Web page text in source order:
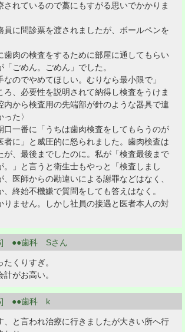
されているので藁にもすがる思いでかかりま
員に問診票を渡されましたが、ボールペンを
歯肉の検査をするために部屋に通してもらい
ごめん。ごめん」でした。
のでやめてほしい。むりなら最小限で」
ろ、必要性を説明されて納得し検査をうけま
内から検査用の先端部が針のような器具で違
た〉
口一番に「うちは歯肉検査をしてもらうのが
者に」と威圧的に怒られました。歯肉検査は
が、最後までしたのに。私が「検査最後まで
。」と言うと衛生士もやっと「検査しまし
医師からの勘違いによる謝罪などはなく、
終始不機嫌で質問をしても答えはなく。
りません。しかし社員の接遇と医者本人の対
●●歯科 Sさん
くりすぎ。
がお高い。
●●歯科 k
、と言われ治療に行きましたが大きい所へ行